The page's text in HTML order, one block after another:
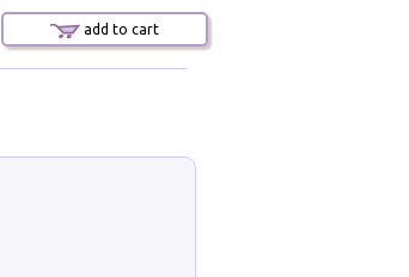
add to cart